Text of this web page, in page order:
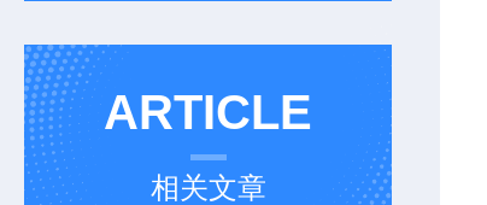
ARTICLE
相关文章